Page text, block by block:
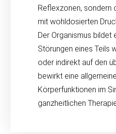
Reflexzonen, sondern
mit wohldosierten
Der Organismus bildet
Störungen eines Teils
oder indirekt auf den
bewirkt eine
Körperfunktionen im
ganzheitlichen